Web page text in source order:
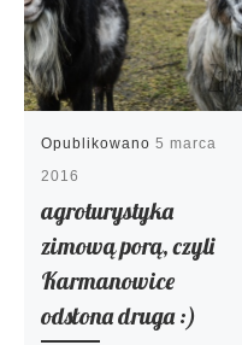
Opublikowano5 marca
2016
agroturystyka
zimową porą, czyli
Karmanowice
odsłona druga :)